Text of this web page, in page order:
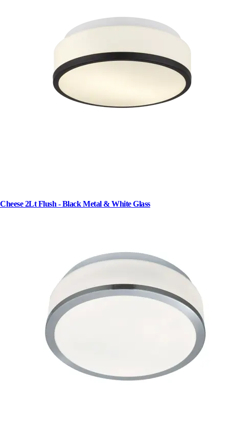
Cheese 2Lt Flush - Black Metal & White Glass